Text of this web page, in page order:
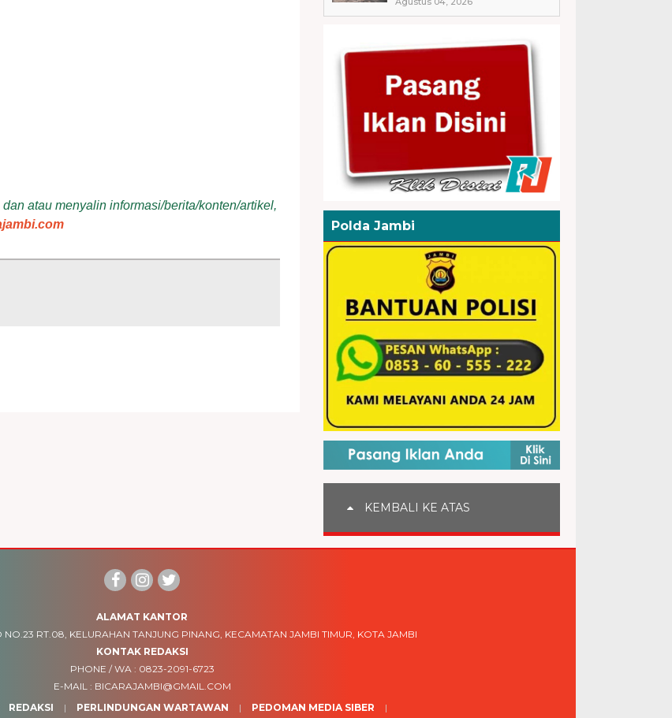
atau menyalin informasi/berita/konten/artikel,
Polda Jambi
KEMBALI KE ATAS
ALAMAT KANTOR
RT.08, KELURAHAN TANJUNG PINANG, KECAMATAN JAMBI TIMUR, KOTA JAMBI
KONTAK REDAKSI
PHONE / WA : 0823-2091-6723
E-MAIL : BICARAJAMBI@GMAIL.COM
REDAKSI PERLINDUNGAN WARTAWAN PEDOMAN MEDIA SIBER